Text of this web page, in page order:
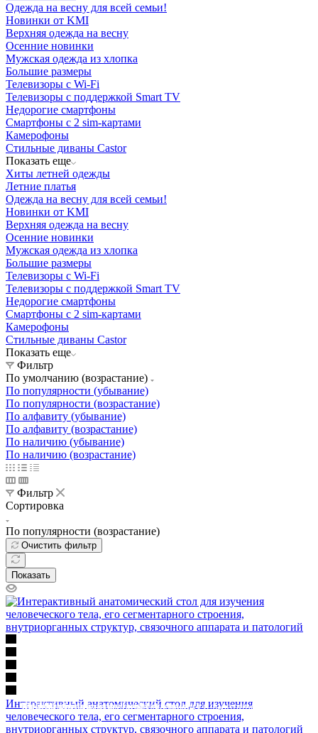
Одежда на весну для всей семьи!
Новинки от KMI
Верхняя одежда на весну
Осенние новинки
Мужская одежда из хлопка
Большие размеры
Телевизоры с Wi-Fi
Телевизоры с поддержкой Smart TV
Недорогие смартфоны
Смартфоны с 2 sim-картами
Камерофоны
Стильные диваны Castor
Показать еще
Хиты летней одежды
Летние платья
Одежда на весну для всей семьи!
Новинки от KMI
Верхняя одежда на весну
Осенние новинки
Мужская одежда из хлопка
Большие размеры
Телевизоры с Wi-Fi
Телевизоры с поддержкой Smart TV
Недорогие смартфоны
Смартфоны с 2 sim-картами
Камерофоны
Стильные диваны Castor
Показать еще
Фильтр
По умолчанию (возрастание)
По популярности (убывание)
По популярности (возрастание)
По алфавиту (убывание)
По алфавиту (возрастание)
По наличию (убывание)
По наличию (возрастание)
Фильтр
Сортировка
По популярности (возрастание)
Очистить фильтр
Показать
Интерактивный анатомический стол для изучения
человеческого тела, его сегментарного строения,
внутриорганных структур, связочного аппарата и патологий
Здания префектуры ТиНАО
Калужский завод путевых машин и гидроприводов
МЕРЛЕН»
Железнодорожный вокзал Арзамас-1